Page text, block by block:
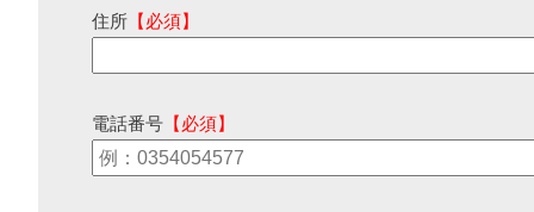
住所 【必須】
電話番号 【必須】